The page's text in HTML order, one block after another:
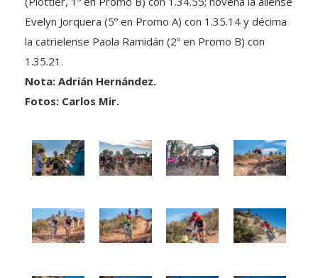
Evelyn Jorquera (5º en Promo A) con 1.35.14 y décima
la catrielense Paola Ramidán (2º en Promo B) con
1.35.21.
Nota: Adrián Hernández.
Fotos: Carlos Mir.